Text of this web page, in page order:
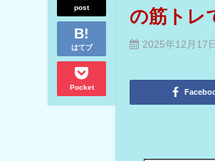
post
はてブ
Pocket
の筋トレ
2025年12月17日